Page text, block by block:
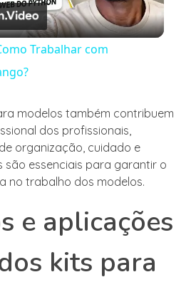
Video
Trabalhar com
modelos também contribuem
dos profissionais,
organização, cuidado e
são essenciais para garantir o
no trabalho dos modelos.
e aplicações
kits para